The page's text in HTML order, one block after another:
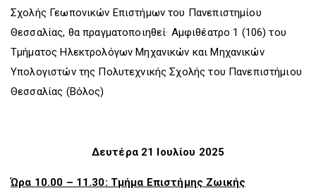
Σχολής Γεωπονικών Επιστήμων του Πανεπιστημίου
Θεσσαλίας, θα πραγματοποιηθεί· Αμφιθέατρο 1 (106) του
Τμήματος Ηλεκτρολόγων Μηχανικών και Μηχανικών
Υπολογιστών της Πολυτεχνικής Σχολής του Πανεπιστήμιου
Θεσσαλίας (Βόλος)
Δευτέρα 21 Ιουλίου 2025
Ώρα 10.00 – 11.30: Τμήμα Επιστήμης Ζωικής